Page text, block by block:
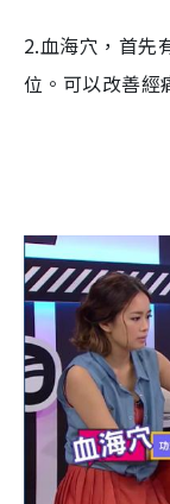
2.血海穴，首先
位。可以改善經